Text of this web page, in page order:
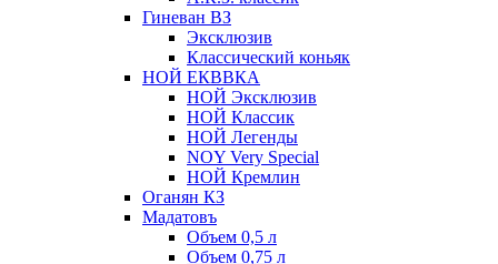
Гиневан ВЗ
Эксклюзив
Классический коньяк
НОЙ ЕКВВКА
НОЙ Эксклюзив
НОЙ Классик
НОЙ Легенды
NOY Very Speсial
НОЙ Кремлин
Оганян КЗ
Мадатовъ
Объем 0,5 л
Объем 0,75 л